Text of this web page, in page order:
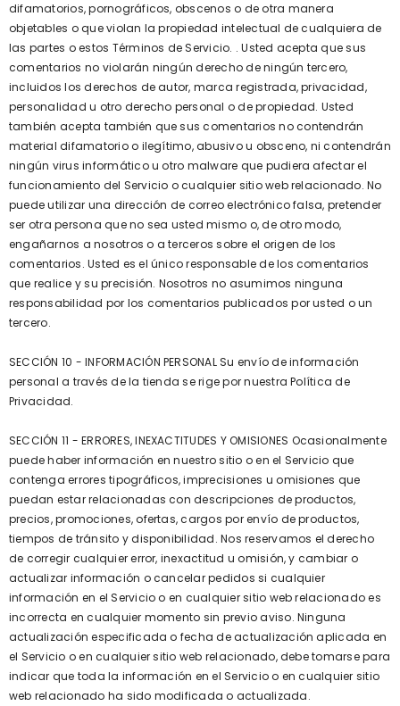
difamatorios, pornográficos, obscenos o de otra manera
objetables o que violan la propiedad intelectual de cualquiera de
las partes o estos Términos de Servicio. . Usted acepta que sus
comentarios no violarán ningún derecho de ningún tercero,
incluidos los derechos de autor, marca registrada, privacidad,
personalidad u otro derecho personal o de propiedad. Usted
también acepta también que sus comentarios no contendrán
material difamatorio o ilegítimo, abusivo u obsceno, ni contendrán
ningún virus informático u otro malware que pudiera afectar el
funcionamiento del Servicio o cualquier sitio web relacionado. No
puede utilizar una dirección de correo electrónico falsa, pretender
ser otra persona que no sea usted mismo o, de otro modo,
engañarnos a nosotros o a terceros sobre el origen de los
comentarios. Usted es el único responsable de los comentarios
que realice y su precisión. Nosotros no asumimos ninguna
responsabilidad por los comentarios publicados por usted o un
tercero.
SECCIÓN 10 - INFORMACIÓN PERSONAL Su envío de información
personal a través de la tienda se rige por nuestra Política de
Privacidad.
SECCIÓN 11 - ERRORES, INEXACTITUDES Y OMISIONES Ocasionalmente
puede haber información en nuestro sitio o en el Servicio que
contenga errores tipográficos, imprecisiones u omisiones que
puedan estar relacionadas con descripciones de productos,
precios, promociones, ofertas, cargos por envío de productos,
tiempos de tránsito y disponibilidad. Nos reservamos el derecho
de corregir cualquier error, inexactitud u omisión, y cambiar o
actualizar información o cancelar pedidos si cualquier
información en el Servicio o en cualquier sitio web relacionado es
incorrecta en cualquier momento sin previo aviso. Ninguna
actualización especificada o fecha de actualización aplicada en
el Servicio o en cualquier sitio web relacionado, debe tomarse para
indicar que toda la información en el Servicio o en cualquier sitio
web relacionado ha sido modificada o actualizada.